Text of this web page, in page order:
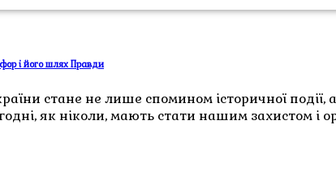
і його шлях Правди
стане не лише спомином історичної
як ніколи, мають стати нашим захистом і